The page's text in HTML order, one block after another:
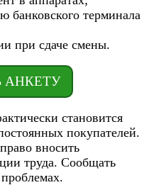
банковского терминала
при сдаче смены.
АНКЕТУ
становится
покупателей.
вносить
труда. Сообщать